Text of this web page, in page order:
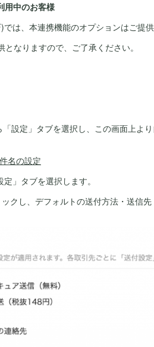
中のお客様
は、本連携機能のオプションはご提供
なりますので、ご了承ください。
設定」タブを選択し、この画面上よ
名の設定
」タブを選択します。
クし、デフォルトの送付方法・送信